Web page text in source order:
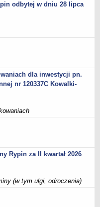
Polskie
oraz siedziby
granic okręgów wyborczych
odbytej w dniu 28 lipca
dla inwestycji pn.
nr 120337C Kowalki-
Rypin za II kwartał 2026
(w tym ulgi, odroczenia)